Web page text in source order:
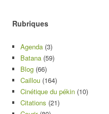
Rubriques
Agenda (3)
Batana (59)
Blog (66)
Caillou (164)
Cinétique du pékin (10)
Citations (21)